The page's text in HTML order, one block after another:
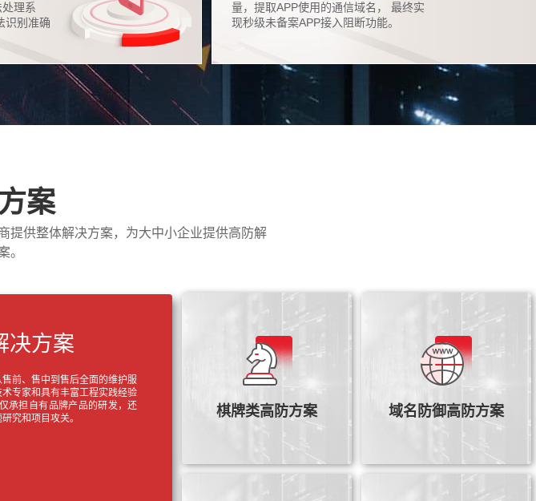
理系
识别准确
量，提取APP使用的通信域名， 最终实
现秒级未备案APP接入阻断功能。
案
提供整体解决方案，为大中小企业提供高防解
。
决方案
前、售中到售后全面的维护服
专家和具有丰富工程实践经验
承担自有品牌产品的研发，还
究和项目攻关。
棋牌类高防方案
傲盾高防云针对地方棋牌/游
戏行业推出游戏云安全解决
方案，搭建了完善的实时监
用户网络稳定安全
域名防御高防方案
域名防御解决方案解决域名
被GFVV屏蔽和连接重置的难